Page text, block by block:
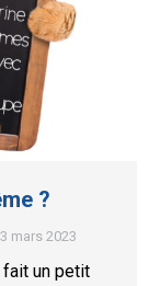
?
3 mars 2023
un petit